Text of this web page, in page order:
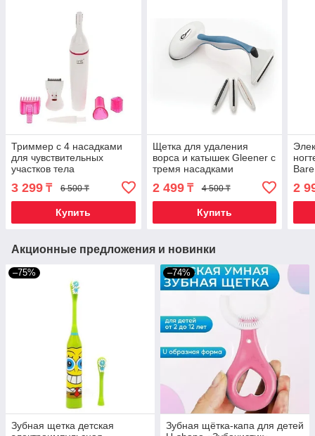
Триммер с 4 насадками
для чувствительных
участков тела
электрический IRIT IR-
3232
3 299 ₸ 6 500 ₸
Купить
Щетка для удаления
ворса и катышек Gleener с
тремя насадками
2 499₸ 4 500 ₸
Купить
2
Акционные предложения и новинки
–75%
Зубная щетка детская
–74%
Зубная щётка-капа для детей